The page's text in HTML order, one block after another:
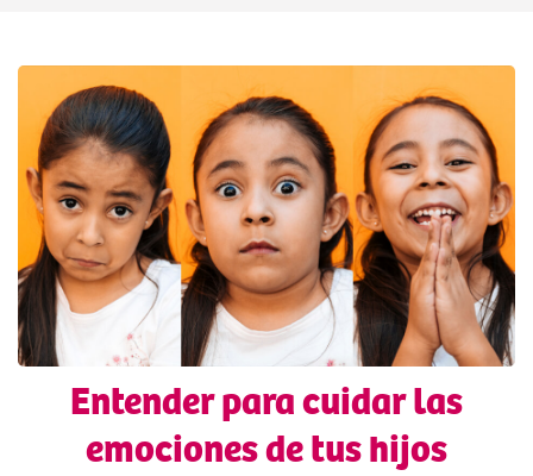
Entender para cuidar las
emociones de tus hijos